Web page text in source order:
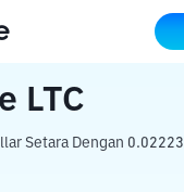
Kripto ke
LTC
Setara Dengan